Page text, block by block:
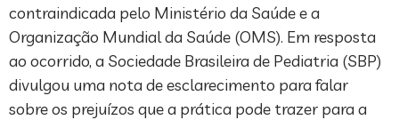
contraindicada pelo Ministério da Saúde e a
Organização Mundial da Saúde (OMS). Em resposta
ao ocorrido, a Sociedade Brasileira de Pediatria (SBP)
divulgou uma nota de esclarecimento para falar
sobre os prejuízos que a prática pode trazer para a